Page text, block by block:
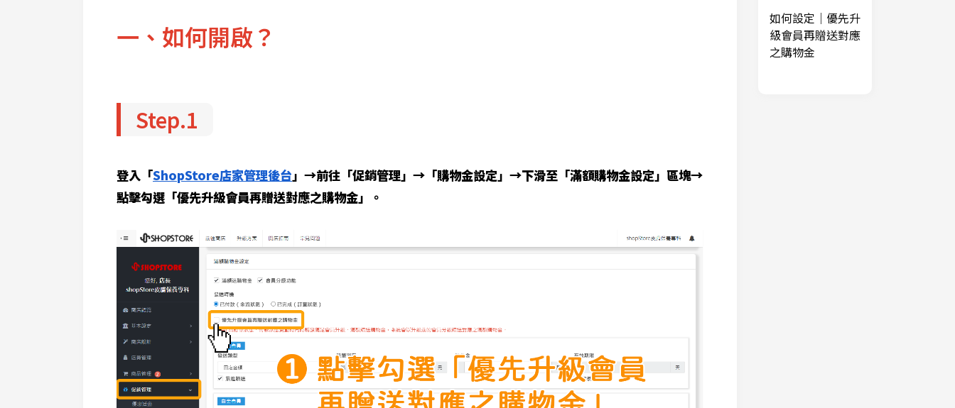
一、如何開啟？
Step.1
登入「ShopStore店家管理後台」→前往「促銷管理」→「購物金設定」→下滑至「滿額購物金設定」區塊→
點擊勾選「優先升級會員再贈送對應之購物金」。
如何設定｜優先升
級會員再贈送對應
之購物金